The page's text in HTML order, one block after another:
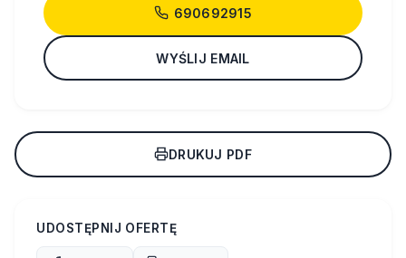
690692915
WYŚLIJ EMAIL
DRUKUJ PDF
UDOSTĘPNIJ OFERTĘ